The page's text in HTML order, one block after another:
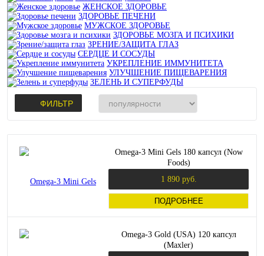
ЖЕНСКОЕ ЗДОРОВЬЕ
ЗДОРОВЬЕ ПЕЧЕНИ
МУЖСКОЕ ЗДОРОВЬЕ
ЗДОРОВЬЕ МОЗГА И ПСИХИКИ
ЗРЕНИЕ/ЗАЩИТА ГЛАЗ
СЕРДЦЕ И СОСУДЫ
УКРЕПЛЕНИЕ ИММУНИТЕТА
УЛУЧШЕНИЕ ПИЩЕВАРЕНИЯ
ЗЕЛЕНЬ И СУПЕРФУДЫ
ФИЛЬТР
Omega-3 Mini Gels 180 капсул (Now
Foods)
1 890 руб.
ПОДРОБНЕЕ
Omega-3 Gold (USA) 120 капсул
(Maxler)